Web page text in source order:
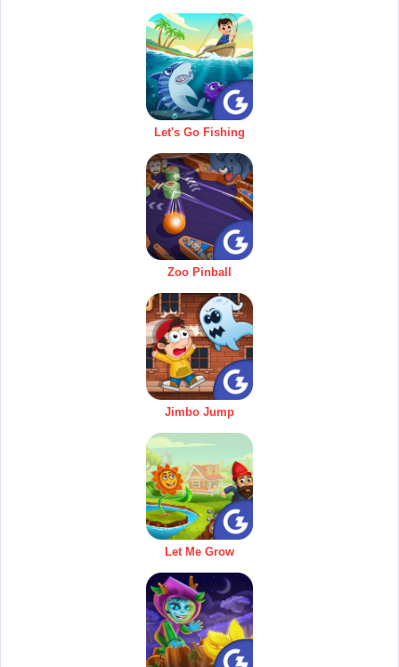
Let's Go Fishing
Zoo Pinball
Jimbo Jump
Let Me Grow